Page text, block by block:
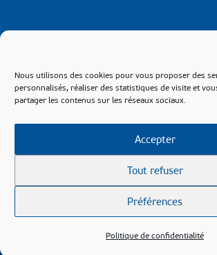
Nous utilisons des cookies pour vous proposer des
personnalisés, réaliser des statistiques de visite et
partager les contenus sur les réseaux sociaux.
Accepter
Tout refuser
Préférences
Politique de confidentialité
venir sur les pages Facebook &
notre commune.
© 2021 Maulette –Contact
Confidentialité–Plan du site–
Conception du site :Raphaëlle